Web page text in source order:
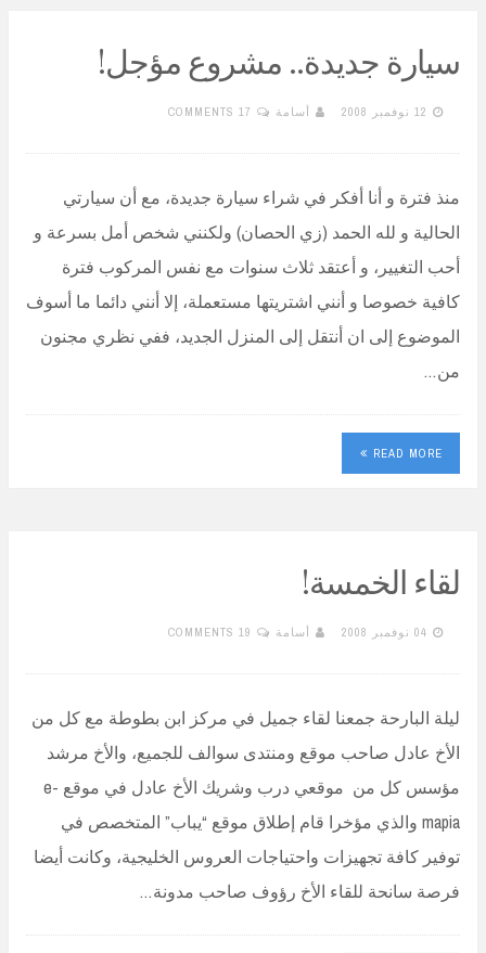
سيارة جديدة.. مشروع مؤجل!
12 نوفمبر 2008 أسامة 17 COMMENTS
منذ فترة و أنا أفكر في شراء سيارة جديدة، مع أن سيارتي
الحالية و لله الحمد (زي الحصان) ولكنني شخص أمل بسرعة و
أحب التغيير، و أعتقد ثلاث سنوات مع نفس المركوب فترة
كافية خصوصا و أنني اشتريتها مستعملة، إلا أنني دائما ما أسوف
الموضوع إلى ان أنتقل إلى المنزل الجديد، ففي نظري مجنون
من…
READ MORE
لقاء الخمسة!
04 نوفمبر 2008 أسامة 19 COMMENTS
ليلة البارحة جمعنا لقاء جميل في مركز ابن بطوطة مع كل من
الأخ عادل صاحب موقع ومنتدى سوالف للجميع، والأخ مرشد
مؤسس كل من موقعي درب وشريك الأخ عادل في موقع e-
mapia والذي مؤخرا قام إطلاق موقع “يباب” المتخصص في
توفير كافة تجهيزات واحتياجات العروس الخليجية، وكانت أيضا
فرصة سانحة للقاء الأخ رؤوف صاحب مدونة…